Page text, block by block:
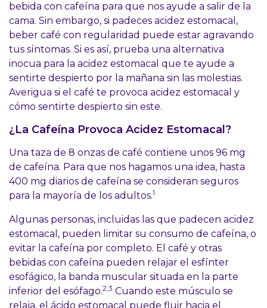
bebida con cafeína para que nos ayude a salir de la
cama. Sin embargo, si padeces acidez estomacal,
beber café con regularidad puede estar agravando
tus síntomas. Si es así, prueba una alternativa
inocua para la acidez estomacal que te ayude a
sentirte despierto por la mañana sin las molestias.
Averigua si el café te provoca acidez estomacal y
cómo sentirte despierto sin este.
¿La Cafeína Provoca Acidez Estomacal?
Una taza de 8 onzas de café contiene unos 96 mg
de cafeína. Para que nos hagamos una idea, hasta
400 mg diarios de cafeína se consideran seguros
para la mayoría de los adultos.1
Algunas personas, incluidas las que padecen acidez
estomacal, pueden limitar su consumo de cafeína, o
evitar la cafeína por completo. El café y otras
bebidas con cafeína pueden relajar el esfínter
esofágico, la banda muscular situada en la parte
inferior del esófago.2,3 Cuando este músculo se
relaja, el ácido estomacal puede fluir hacia el